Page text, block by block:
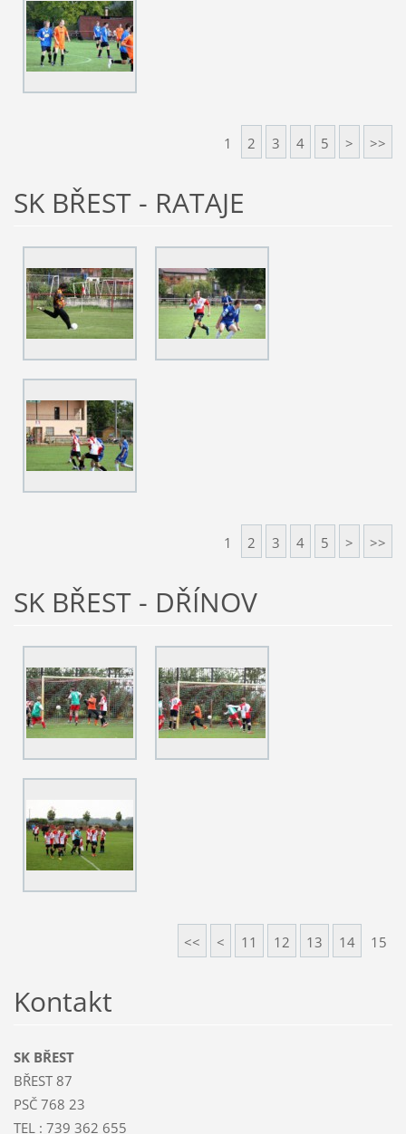
1 2 3 4 5 > >>
SK BŘEST - RATAJE
1 2 3 4 5 > >>
SK BŘEST - DŘÍNOV
<< < 11 12 13 14 15
Kontakt
SK BŘEST
BŘEST 87
PSČ 768 23
TEL : 739 362 655